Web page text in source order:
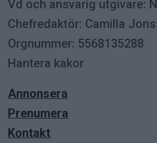
Vd och ansvarig utgivare:
Chefredaktör: Camilla
Orgnummer: 5568135288
Hantera kakor
Annonsera
Prenumera
Kontakt